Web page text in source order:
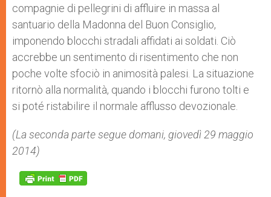
compagnie di pellegrini di affluire in massa al
santuario della Madonna del Buon Consiglio,
imponendo blocchi stradali affidati ai soldati. Ciò
accrebbe un sentimento di risentimento che non
poche volte sfociò in animosità palesi. La situazione
ritornò alla normalità, quando i blocchi furono tolti e
si poté ristabilire il normale afflusso devozionale.
(La seconda parte segue domani, giovedì 29 maggio
2014)